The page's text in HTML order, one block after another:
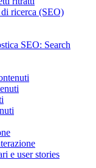
ricerca (SEO)
SEO: Search
e user stories